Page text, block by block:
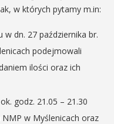
w których pytamy m.in:
dn. 27 października br.
podejmowali
ilości oraz ich
godz. 21.05 – 21.30
w Myślenicach oraz